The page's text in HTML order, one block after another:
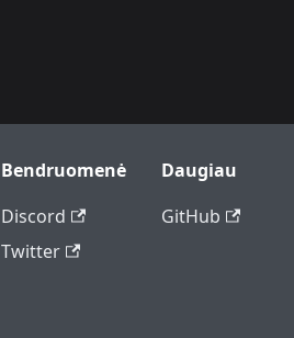
Bendruomenė
Discord
Twitter
Daugiau
GitHub